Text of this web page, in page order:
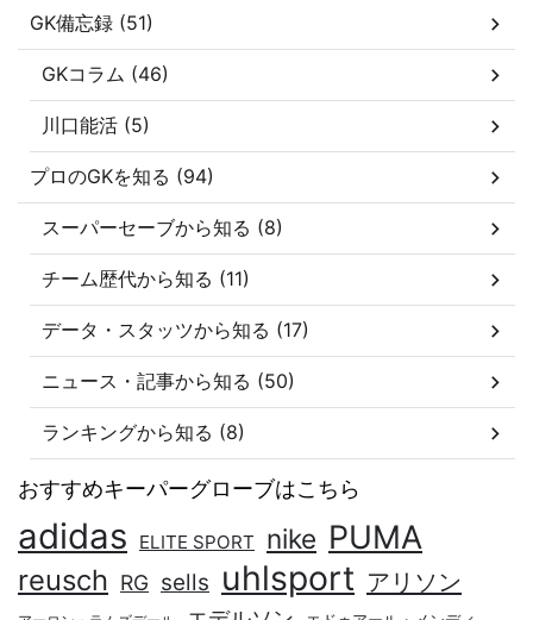
GK備忘録 (51)
GKコラム (46)
川口能活 (5)
プロのGKを知る (94)
スーパーセーブから知る (8)
チーム歴代から知る (11)
データ・スタッツから知る (17)
ニュース・記事から知る (50)
ランキングから知る (8)
おすすめキーパーグローブはこちら
adidas ELITE SPORT nike PUMA
reusch RG sells uhlsport アリソン